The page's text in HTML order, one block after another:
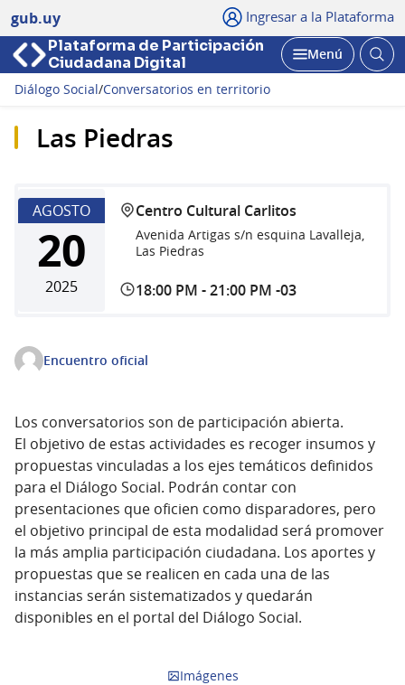
gub.uy Ingresar a la Plataforma
Plataforma de Participación
Ciudadana Digital
Abrir
Menú
Diálogo Social/Conversatorios en territorio
Las Piedras
AGOSTO
20
2025
Centro Cultural Carlitos
Avenida Artigas s/n esquina Lavalleja,
Las Piedras
18:00 PM -21:00 PM -03
Encuentro oficial
Los conversatorios son de participación abierta.
El objetivo de estas actividades es recoger insumos y
propuestas vinculadas a los ejes temáticos definidos
para el Diálogo Social. Podrán contar con
presentaciones que oficien como disparadores, pero
el objetivo principal de esta modalidad será promover
la más amplia participación ciudadana. Los aportes y
propuestas que se realicen en cada una de las
instancias serán sistematizados y quedarán
disponibles en el portal del Diálogo Social.
Imágenes